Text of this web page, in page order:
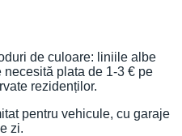
de culoare: liniile albe
plata de 1-3 € pe
rezidenților.
pentru vehicule, cu garaje
zi.